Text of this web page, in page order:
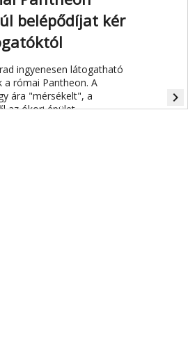
belépődíjat kér
ingyenesen látogatható
a római Pantheon. A
ára "mérsékelt", a
az ókori épület
navigate_next